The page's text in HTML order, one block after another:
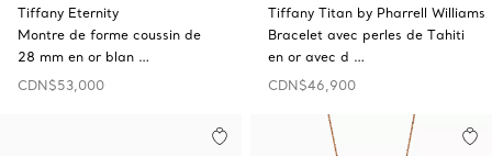
Tiffany Eternity
Montre de forme coussin de
28 mm en or blan …
CDN$53,000
Tiffany Titan by Pharrell Williams
Bracelet avec perles de Tahiti
en or avec d …
CDN$46,900